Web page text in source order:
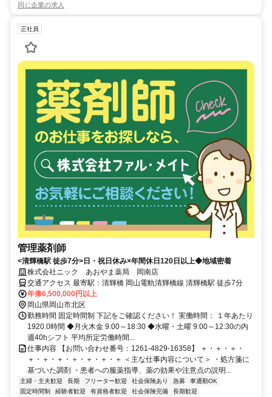
同じ企業の求人
正社員
管理薬剤師
<清輝橋駅 徒歩7分>日・祝日休み×年間休日120日以上◆地域密着
株式会社ニック あおやま薬局 岡南店
交通アクセス 最寄駅：清輝橋 岡山電軌清輝橋線 清輝橋駅 徒歩7分
年俸6,500,000円以上
岡山県岡山市北区
勤務時間 固定時間制 下記をご確認ください！ 実働時間： １年あたり
1920.0時間 ◆月火木金 9:00～18:30 ◆水曜・土曜 9:00～12:30の内
週40hシフト 平均所定労働時間...
仕事内容 【お問い合わせ番号：1261-4829-16358】 ＋・＋・＋・
＋・＋・＋・＋・＋・＋・＋ ＜主な仕事内容について＞ ・処方箋に
基づいた調剤 ・患者への服薬指導、薬の効果や注意点の説明...
主婦・主夫歓迎 長期 フリーター歓迎 社会保険あり 急募
車通勤OK
固定時間制
経験者歓迎 有資格者歓迎 社会保険完備 長期歓迎